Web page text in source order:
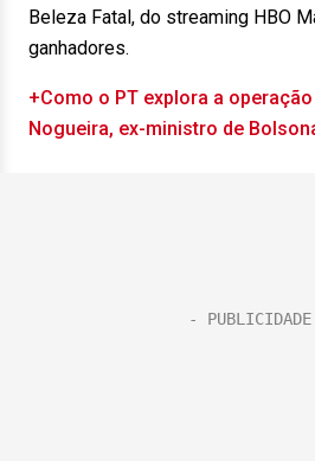
Beleza Fatal, do streaming HBO
ganhadores.
+Como o PT explora a
Nogueira, ex-ministro de